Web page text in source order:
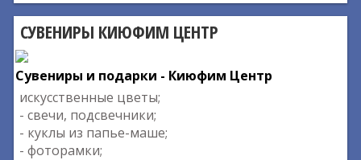
СУВЕНИРЫ КИЮФИМ ЦЕНТР
Сувениры и подарки - Киюфим Центр
искусственные цветы;
- свечи, подсвечники;
- куклы из папье-маше;
- фоторамки;